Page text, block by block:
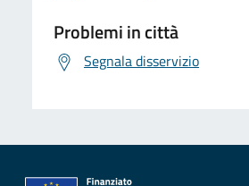
Problemi in città
Segnala disservizio